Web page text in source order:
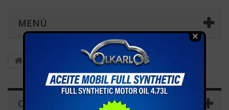
MENÚ
Teclea lo que buscas aquí:PE banda, filtro, etc
CATEGORÍAS